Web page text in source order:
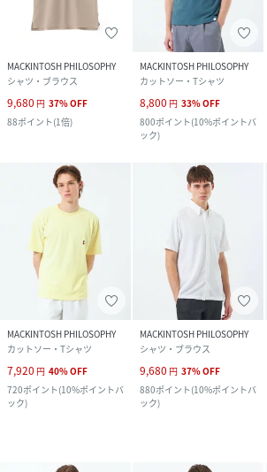
MACKINTOSH PHILOSOPHY
シャツ・ブラウス
9,680 円 37%OFF
88ポイント(1倍)
MACKINTOSH PHILOSOPHY
カットソー・Tシャツ
8,800 円 33%OFF
800ポイント(10%ポイントバ
ック)
MACKINTOSH PHILOSOPHY
カットソー・Tシャツ
7,920 円 40%OFF
720ポイント(10%ポイントバ
ック)
MACKINTOSH PHILOSOPHY
シャツ・ブラウス
9,680 円 37%OFF
880ポイント(10%ポイントバ
ック)